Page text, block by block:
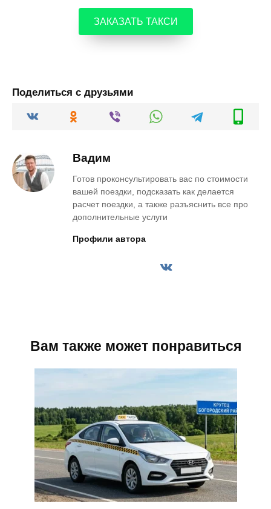
ЗАКАЗАТЬ ТАКСИ
Поделиться с друзьями
Вадим
Готов проконсультировать вас по стоимости
вашей поездки, подсказать как делается
расчет поездки, а также разъяснить все про
дополнительные услуги
Профили автора
Вам также может понравиться